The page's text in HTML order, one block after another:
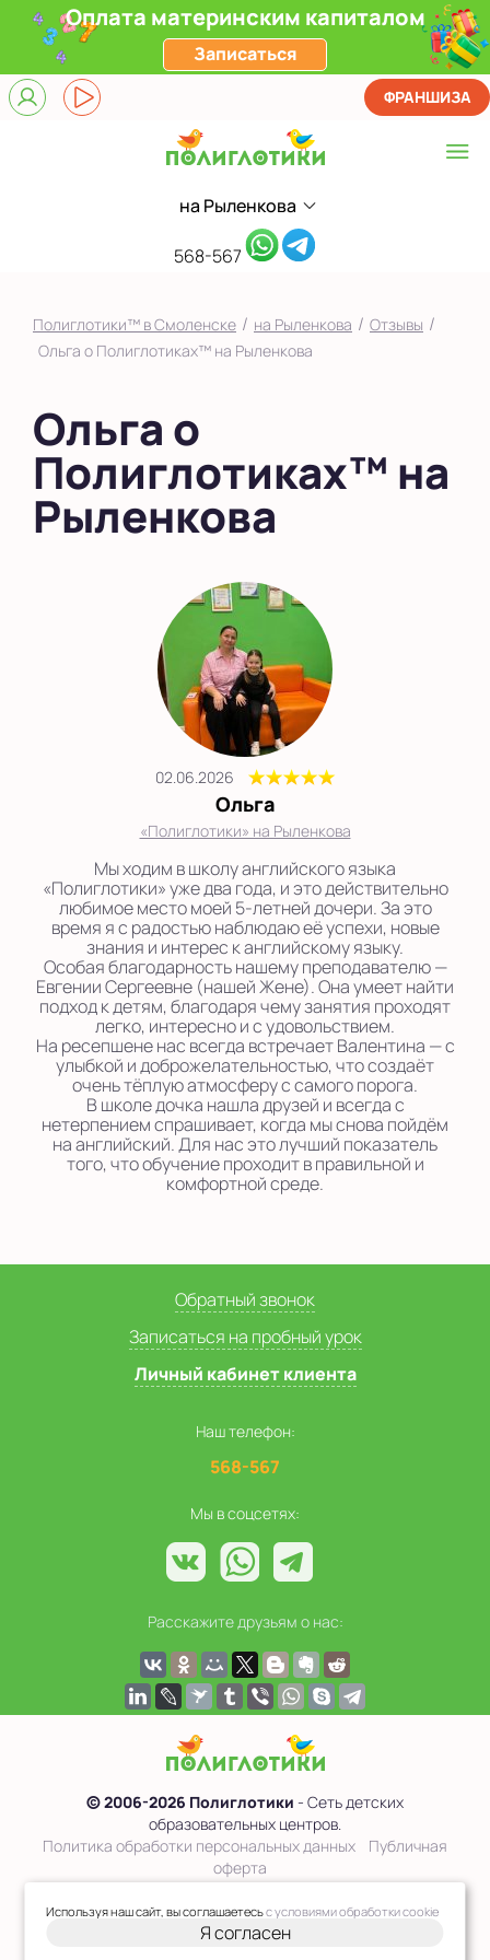
Оплата материнским капиталом
Записаться
на Рыленкова
Выберите центр
на Пригородной
Показать на карте
568-567
ФРАНШИЗА
Полиглотики™ в Смоленске / на Рыленкова / Отзывы /
Ольга о Полиглотиках™ на Рыленкова
Ольга о
Полиглотиках™ на
Рыленкова
02.06.2026
Ольга
«Полиглотики» на Рыленкова
Мы ходим в школу английского языка
«Полиглотики» уже два года, и это действительно
любимое место моей 5-летней дочери. За это
время я с радостью наблюдаю её успехи, новые
знания и интерес к английскому языку.
Особая благодарность нашему преподавателю —
Евгении Сергеевне (нашей Жене). Она умеет найти
подход к детям, благодаря чему занятия проходят
легко, интересно и с удовольствием.
На ресепшене нас всегда встречает Валентина — с
улыбкой и доброжелательностью, что создаёт
очень тёплую атмосферу с самого порога.
В школе дочка нашла друзей и всегда с
нетерпением спрашивает, когда мы снова пойдём
на английский. Для нас это лучший показатель
того, что обучение проходит в правильной и
комфортной среде.
Обратный звонок
Записаться на пробный урок
Личный кабинет клиента
Наш телефон:
568-567
Мы в соцсетях:
Расскажите друзьям о нас:
© 2006-2026 Полиглотики - Сеть детских
образовательных центров.
Политика обработки персональных данных
Публичная
оферта
Сведения об образовательной организации
Используя наш сайт, вы соглашаетесьс условиями обработки cookie
Я согласен